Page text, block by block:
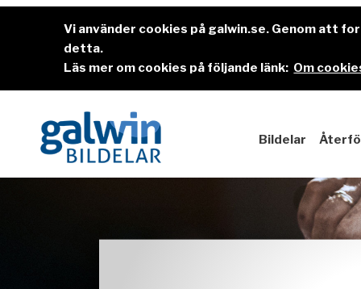
Vi använder cookies på galwin.se. Genom att
detta.
Läs mer om cookies på följande länk: Om
Bildelar